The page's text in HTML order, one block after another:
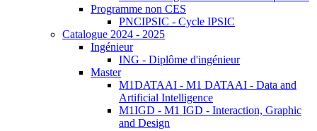
Programme non CES
PNCIPSIC - Cycle IPSIC
Catalogue 2024 - 2025
Ingénieur
ING - Diplôme d'ingénieur
Master
M1DATAAI - M1 DATAAI - Data and
Artificial Intelligence
M1IGD - M1 IGD - Interaction, Graphic
and Design